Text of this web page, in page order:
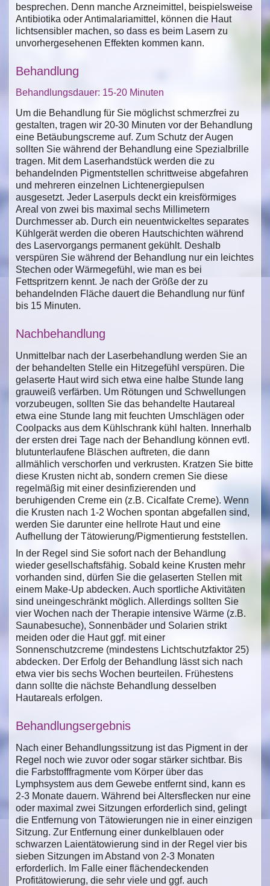
besprechen. Denn manche Arzneimittel, beispielsweise
Antibiotika oder Antimalariamittel, können die Haut
lichtsensibler machen, so dass es beim Lasern zu
unvorhergesehenen Effekten kommen kann.
Behandlung
Behandlungsdauer: 15-20 Minuten
Um die Behandlung für Sie möglichst schmerzfrei zu
gestalten, tragen wir 20-30 Minuten vor der Behandlung
eine Betäubungscreme auf. Zum Schutz der Augen
sollten Sie während der Behandlung eine Spezialbrille
tragen. Mit dem Laserhandstück werden die zu
behandelnden Pigmentstellen schrittweise abgefahren
und mehreren einzelnen Lichtenergiepulsen
ausgesetzt. Jeder Laserpuls deckt ein kreisförmiges
Areal von zwei bis maximal sechs Millimetern
Durchmesser ab. Durch ein neuentwickeltes separates
Kühlgerät werden die oberen Hautschichten während
des Laservorgangs permanent gekühlt. Deshalb
verspüren Sie während der Behandlung nur ein leichtes
Stechen oder Wärmegefühl, wie man es bei
Fettspritzern kennt. Je nach der Größe der zu
behandelnden Fläche dauert die Behandlung nur fünf
bis 15 Minuten.
Nachbehandlung
Unmittelbar nach der Laserbehandlung werden Sie an
der behandelten Stelle ein Hitzegefühl verspüren. Die
gelaserte Haut wird sich etwa eine halbe Stunde lang
grauweiß verfärben. Um Rötungen und Schwellungen
vorzubeugen, sollten Sie das behandelte Hautareal
etwa eine Stunde lang mit feuchten Umschlägen oder
Coolpacks aus dem Kühlschrank kühl halten. Innerhalb
der ersten drei Tage nach der Behandlung können evtl.
blutunterlaufene Bläschen auftreten, die dann
allmählich verschorfen und verkrusten. Kratzen Sie bitte
diese Krusten nicht ab, sondern cremen Sie diese
regelmäßig mit einer desinfizierenden und
beruhigenden Creme ein (z.B. Cicalfate Creme). Wenn
die Krusten nach 1-2 Wochen spontan abgefallen sind,
werden Sie darunter eine hellrote Haut und eine
Aufhellung der Tätowierung/Pigmentierung feststellen.
In der Regel sind Sie sofort nach der Behandlung
wieder gesellschaftsfähig. Sobald keine Krusten mehr
vorhanden sind, dürfen Sie die gelaserten Stellen mit
einem Make-Up abdecken. Auch sportliche Aktivitäten
sind uneingeschränkt möglich. Allerdings sollten Sie
vier Wochen nach der Therapie intensive Wärme (z.B.
Saunabesuche), Sonnenbäder und Solarien strikt
meiden oder die Haut ggf. mit einer
Sonnenschutzcreme (mindestens Lichtschutzfaktor 25)
abdecken. Der Erfolg der Behandlung lässt sich nach
etwa vier bis sechs Wochen beurteilen. Frühestens
dann sollte die nächste Behandlung desselben
Hautareals erfolgen.
Behandlungsergebnis
Nach einer Behandlungssitzung ist das Pigment in der
Regel noch wie zuvor oder sogar stärker sichtbar. Bis
die Farbstofffragmente vom Körper über das
Lymphsystem aus dem Gewebe entfernt sind, kann es
2-3 Monate dauern. Während bei Altersflecken nur eine
oder maximal zwei Sitzungen erforderlich sind, gelingt
die Entfernung von Tätowierungen nie in einer einzigen
Sitzung. Zur Entfernung einer dunkelblauen oder
schwarzen Laientätowierung sind in der Regel vier bis
sieben Sitzungen im Abstand von 2-3 Monaten
erforderlich. Im Falle einer flächendeckenden
Profitätowierung, die sehr viele und ggf. auch